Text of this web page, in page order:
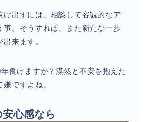
け出すには、相談して客観的なア
事。そうすれば、また新たな一歩
来ます。
働けますか？漠然と不安を抱えた
ですよね。
安心感なら